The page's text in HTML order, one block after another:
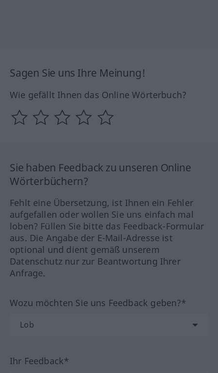
Sagen Sie uns Ihre Meinung!
Wie gefällt Ihnen das Online Wörterbuch?
Sie haben Feedback zu unseren Online
Wörterbüchern?
Fehlt eine Übersetzung, ist Ihnen ein Fehler
aufgefallen oder wollen Sie uns einfach mal
loben? Füllen Sie bitte das Feedback-Formular
aus. Die Angabe der E-Mail-Adresse ist
optional und dient gemäß unserem
Datenschutz nur zur Beantwortung Ihrer
Anfrage.
Wozu möchten Sie uns Feedback geben?*
Ihr Feedback*